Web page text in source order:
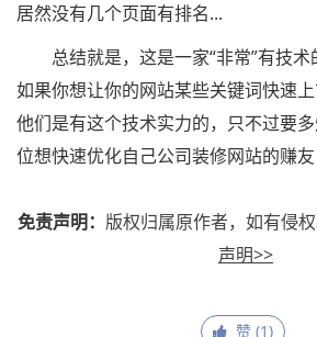
居然没有几个页面有排名...
总结就是，这是一家“非常”有技术
如果你想让你的网站某些关键词快速
他们是有这个技术实力的，只不过要
位想快速优化自己公司装修网站的赚友
免责声明： 版权归属原作者，如有侵权
声明>>
赞 (1)